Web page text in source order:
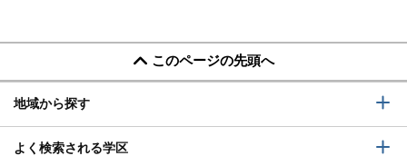
このページの先頭へ
地域から探す
よく検索される学区